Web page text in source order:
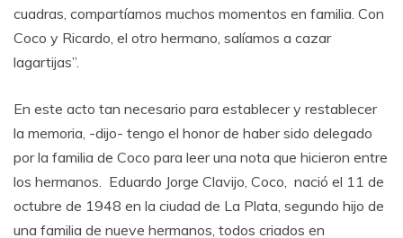
cuadras, compartíamos muchos momentos en familia. Con
Coco y Ricardo, el otro hermano, salíamos a cazar
lagartijas”.
En este acto tan necesario para establecer y restablecer
la memoria, -dijo- tengo el honor de haber sido delegado
por la familia de Coco para leer una nota que hicieron entre
los hermanos. Eduardo Jorge Clavijo, Coco, nació el 11 de
octubre de 1948 en la ciudad de La Plata, segundo hijo de
una familia de nueve hermanos, todos criados en